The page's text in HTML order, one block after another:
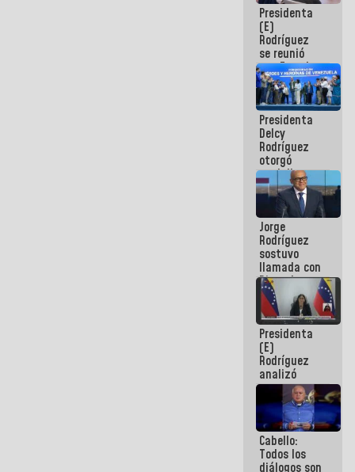
Presidenta
(E)
Rodríguez
se reunió
con Estado
Mayor
Eléctrico
para
abordar
planes de
acción
Presidenta
Delcy
Rodríguez
otorgó
medalla
"Héroe de
Venezuela"
a servidores
públicos
Jorge
Rodríguez
sostuvo
llamada con
Dinorah
Figuera y
acuerdan
primer
encuentro
presencial
para el
diálogo
Presidenta
(E)
Rodríguez
analizó
junto a
gobernadores
planes de
recuperación
del Sistema
Eléctrico
Cabello:
Todos los
diálogos son